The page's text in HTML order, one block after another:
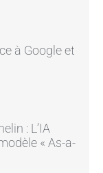
à Google et
: L’IA
« As-a-